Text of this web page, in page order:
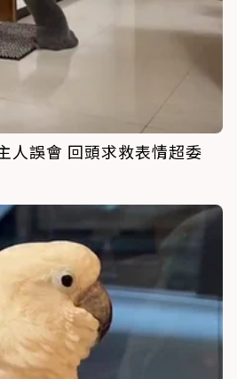
人誤會 回頭求救表情超委